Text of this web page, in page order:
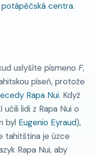
potápěčská centra.
uslyšíte písmeno F,
píseň, protože
Rapa Nui. Když
lidi z Rapa Nui o
byl Eugenio Eyraud),
tahitština je úzce
Rapa Nui, aby